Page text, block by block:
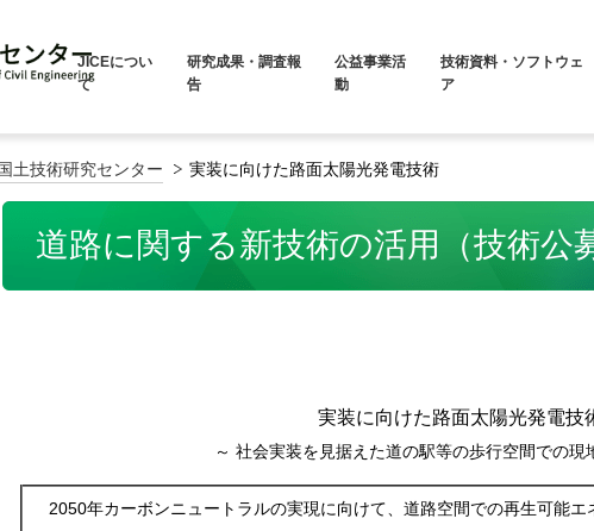
JICEについ
て
研究成果・調査報
告
公益事業活
動
技術資料・ソフトウェ
ア
土技術研究センター 実装に向けた路面太陽光発電技術
道路に関する新技術の活用（技術公
実装に向けた路面太陽光発電技
～ 社会実装を見据えた道の駅等の歩行空間での現
2050年カーボンニュートラルの実現に向けて、道路空間での再生可能エ